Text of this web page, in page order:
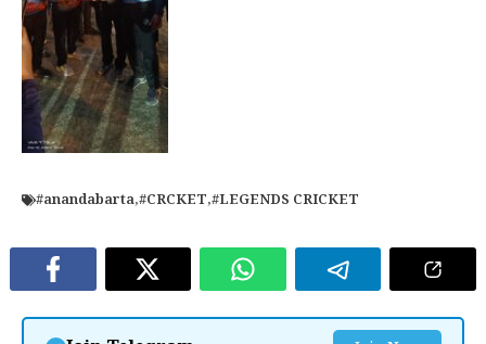
#anandabarta,#CRCKET,#LEGENDS CRICKET